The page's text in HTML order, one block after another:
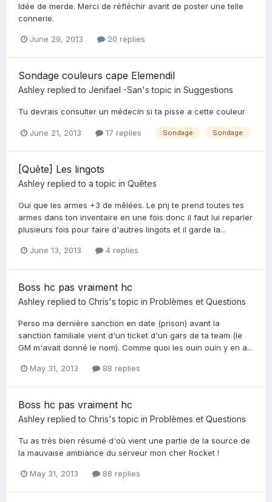
Idée de merde. Merci de réfléchir avant de poster une telle
connerie.
June 29, 2013 20 replies
Sondage couleurs cape Elemendil
Ashley replied to Jenifael -San's topic in Suggestions
Tu devrais consulter un médecin si ta pisse a cette couleur
June 21, 2013 17 replies Sondage Sondage
[Quête] Les lingots
Ashley replied to a topic in Quêtes
Oui que les armes +3 de mêlées. Le pnj te prend toutes tes
armes dans ton inventaire en une fois donc il faut lui reparler
plusieurs fois pour faire d'autres lingots et il garde la...
June 13, 2013 4 replies
Boss hc pas vraiment hc
Ashley replied to Chris's topic in Problèmes et Questions
Perso ma dernière sanction en date (prison) avant la
sanction familiale vient d'un ticket d'un gars de ta team (le
GM m'avait donné le nom). Comme quoi les ouin ouin y en a...
May 31, 2013 88 replies
Boss hc pas vraiment hc
Ashley replied to Chris's topic in Problèmes et Questions
Tu as très bien résumé d'où vient une partie de la source de
la mauvaise ambiance du serveur mon cher Rocket !
May 31, 2013 88 replies